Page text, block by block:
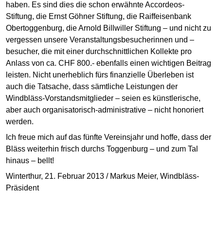
haben. Es sind dies die schon erwähnte Accordeos-
Stiftung, die Ernst Göhner Stiftung, die Raiffeisenbank
Obertoggenburg, die Arnold Billwiller Stiftung – und nicht zu
vergessen unsere Veranstaltungsbesucherinnen und –
besucher, die mit einer durchschnittlichen Kollekte pro
Anlass von ca. CHF 800.- ebenfalls einen wichtigen Beitrag
leisten. Nicht unerheblich fürs finanzielle Überleben ist
auch die Tatsache, dass sämtliche Leistungen der
Windbläss-Vorstandsmitglieder – seien es künstlerische,
aber auch organisatorisch-administrative – nicht honoriert
werden.
Ich freue mich auf das fünfte Vereinsjahr und hoffe, dass der
Bläss weiterhin frisch durchs Toggenburg – und zum Tal
hinaus – bellt!
Winterthur, 21. Februar 2013 / Markus Meier, Windbläss-
Präsident